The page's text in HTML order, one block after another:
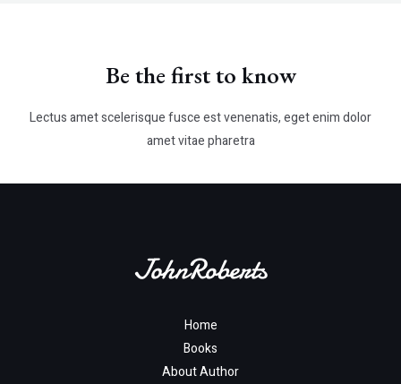
Be the first to know
Lectus amet scelerisque fusce est venenatis, eget enim dolor
amet vitae pharetra
Home
Books
About Author